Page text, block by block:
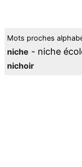
Mots proches
niche - niche
nichoir